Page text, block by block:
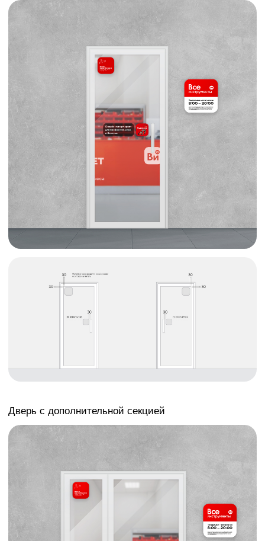
Дверь с дополнительной секцией
Дверь с режимом работы на двери